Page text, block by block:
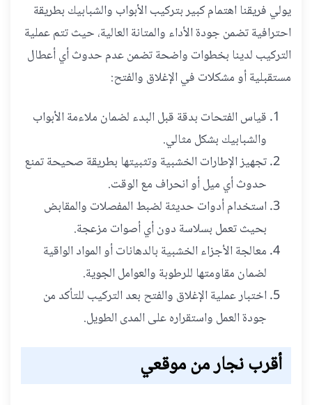
يولي فريقنا اهتمام كبير بتركيب الأبواب والشبابيك بطريقة
احترافية تضمن جودة الأداء والمتانة العالية، حيث تتم عملية
التركيب لدينا بخطوات واضحة تضمن عدم حدوث أي أعطال
مستقبلية أو مشكلات في الإغلاق والفتح:
قياس الفتحات بدقة قبل البدء لضمان ملاءمة الأبواب
والشبابيك بشكل مثالي.
تجهيز الإطارات الخشبية وتثبيتها بطريقة صحيحة تمنع
حدوث أي ميل أو انحراف مع الوقت.
استخدام أدوات حديثة لضبط المفصلات والمقابض
بحيث تعمل بسلاسة دون أي أصوات مزعجة.
معالجة الأجزاء الخشبية بالدهانات أو المواد الواقية
لضمان مقاومتها للرطوبة والعوامل الجوية.
اختبار عملية الإغلاق والفتح بعد التركيب للتأكد من
جودة العمل واستقراره على المدى الطويل.
أقرب نجار من موقعي